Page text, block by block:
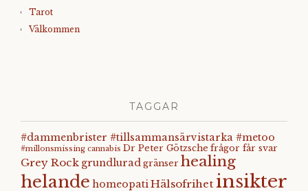
Tarot
Välkommen
TAGGAR
#dammenbrister #tillsammansärvistarka #metoo
#millonsmissing cannabis Dr Peter Götzsche frågor får svar
Grey Rock grundlurad gränser healing
helande homeopatiHälsofrihet insikter